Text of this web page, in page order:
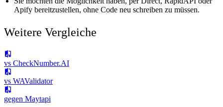
Apify bereitzustellen, ohne Code neu schreiben zu müssen.
Weitere Vergleiche
vs CheckNumber.AI
vs WAValidator
gegen Maytapi